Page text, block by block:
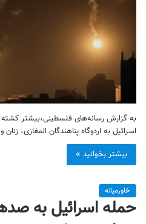
به گزارش رسانه‌های فلسطینی،بیشتر
اسرائیل به اردوگاه پناهندگان المغازی،
بیشتر بخوانید »
خاورمیانه
حمله اسرائیل به